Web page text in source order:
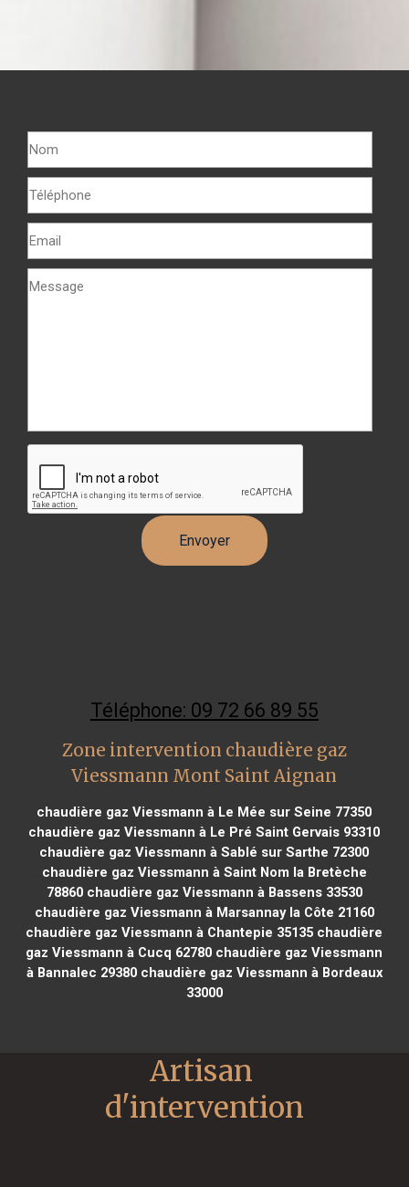
Téléphone: 09 72 66 89 55
Zone intervention chaudière gaz
Viessmann Mont Saint Aignan
chaudière gaz Viessmann à Le Mée sur Seine 77350
chaudière gaz Viessmann à Le Pré Saint Gervais 93310
chaudière gaz Viessmann à Sablé sur Sarthe 72300
chaudière gaz Viessmann à Saint Nom la Bretèche
78860chaudière gaz Viessmann à Bassens 33530
chaudière gaz Viessmann à Marsannay la Côte 21160
chaudière gaz Viessmann à Chantepie 35135 chaudière
gaz Viessmann à Cucq 62780 chaudière gaz Viessmann
à Bannalec 29380chaudière gaz Viessmann à Bordeaux
33000
Artisan
d'intervention